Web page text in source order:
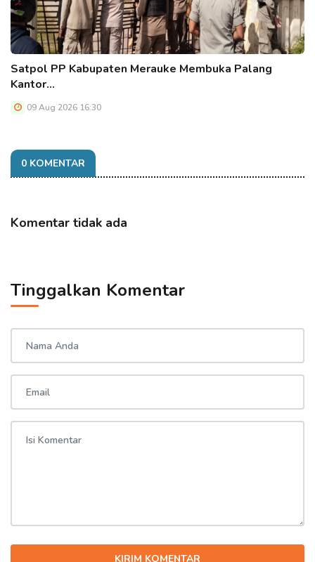
Satpol PP Kabupaten Merauke Membuka Palang
Kantor…
09 Aug 2026 16:30
0 KOMENTAR
Komentar tidak ada
Tinggalkan Komentar
KIRIM KOMENTAR